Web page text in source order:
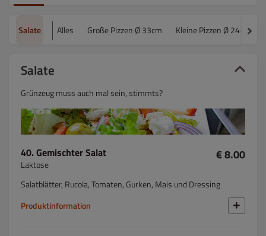
Salate Alles Große Pizzen Ø 33cm Kleine Pizzen Ø 24cm
Salate
Grünzeug muss auch mal sein, stimmts?
40. Gemischter Salat
Laktose
€ 8.00
Salatblätter, Rucola, Tomaten, Gurken, Mais und Dressing
Produktinformation